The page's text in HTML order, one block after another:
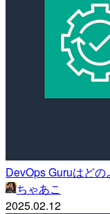
DevOps Guruはど
ちゃあこ
2025.02.12